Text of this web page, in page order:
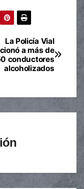
La Policía Vial
a más de
conductores
alcoholizados